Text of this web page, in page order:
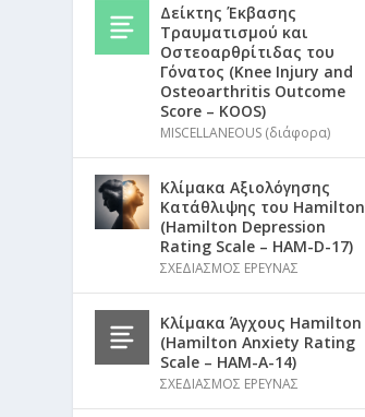
Δείκτης Έκβασης
Τραυματισμού και
Οστεοαρθρίτιδας του
Γόνατος (Knee Injury and
Osteoarthritis Outcome
Score – KOOS)
MISCELLANEOUS (διάφορα)
Κλίμακα Αξιολόγησης
Κατάθλιψης του Hamilton
(Hamilton Depression
Rating Scale – HAM-D-17)
ΣΧΕΔΙΑΣΜΟΣ ΕΡΕΥΝΑΣ
Κλίμακα Άγχους Hamilton
(Hamilton Anxiety Rating
Scale – HAM-A-14)
ΣΧΕΔΙΑΣΜΟΣ ΕΡΕΥΝΑΣ